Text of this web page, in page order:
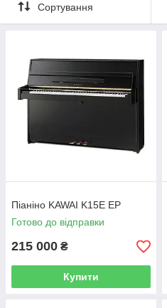
Сортування
Піаніно KAWAI K15E EP
Готово до відправки
215 000 ₴
Купити